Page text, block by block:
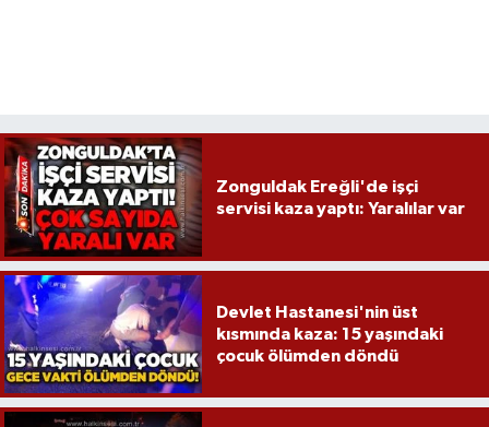
Zonguldak Ereğli'de işçi
servisi kaza yaptı: Yaralılar var
Devlet Hastanesi'nin üst
kısmında kaza: 15 yaşındaki
çocuk ölümden döndü